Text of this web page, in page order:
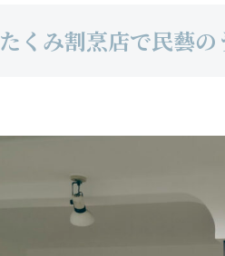
たくみ割烹店で民藝